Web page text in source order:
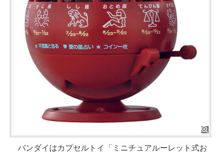
バンダイはカプセルトイ「ミニチュアルーレット式お